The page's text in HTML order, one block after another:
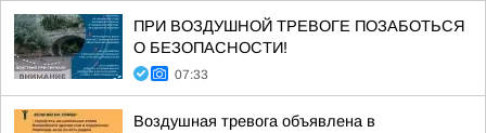
ПРИ ВОЗДУШНОЙ ТРЕВОГЕ ПОЗАБОТЬСЯ
О БЕЗОПАСНОСТИ!
07:33
Воздушная тревога объявлена в